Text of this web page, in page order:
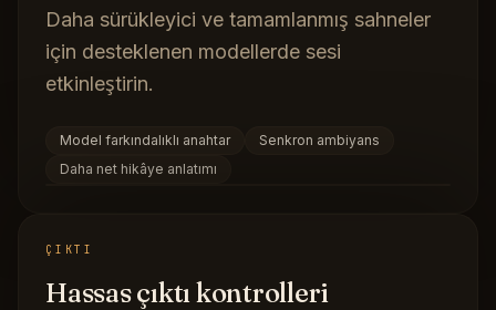
Daha sürükleyici ve tamamlanmış sahneler
için desteklenen modellerde sesi
etkinleştirin.
Model farkındalıklı anahtar
Senkron ambiyans
Daha net hikâye anlatımı
ÇIKTI
Hassas çıktı kontrolleri